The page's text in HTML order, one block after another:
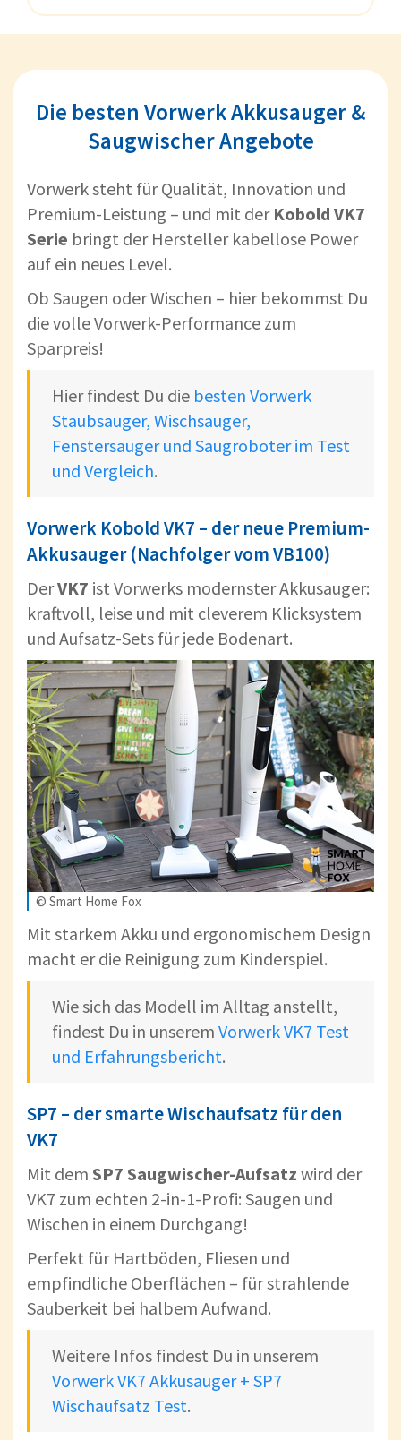
Die besten Vorwerk Akkusauger &
Saugwischer Angebote
Vorwerk steht für Qualität, Innovation und
Premium-Leistung – und mit der Kobold VK7
Serie bringt der Hersteller kabellose Power
auf ein neues Level.
Ob Saugen oder Wischen – hier bekommst Du
die volle Vorwerk-Performance zum
Sparpreis!
Hier findest Du die besten Vorwerk
Staubsauger, Wischsauger,
Fenstersauger und Saugroboter im Test
und Vergleich.
Vorwerk Kobold VK7 – der neue Premium-
Akkusauger (Nachfolger vom VB100)
DerVK7 ist Vorwerks modernster Akkusauger:
kraftvoll, leise und mit cleverem Klicksystem
und Aufsatz-Sets für jede Bodenart.
© Smart Home Fox
Mit starkem Akku und ergonomischem Design
macht er die Reinigung zum Kinderspiel.
Wie sich das Modell im Alltag anstellt,
findest Du in unserem Vorwerk VK7 Test
und Erfahrungsbericht.
SP7 – der smarte Wischaufsatz für den
VK7
Mit dem SP7 Saugwischer-Aufsatz wird der
VK7 zum echten 2-in-1-Profi: Saugen und
Wischen in einem Durchgang!
Perfekt für Hartböden, Fliesen und
empfindliche Oberflächen – für strahlende
Sauberkeit bei halbem Aufwand.
Weitere Infos findest Du in unserem
Vorwerk VK7 Akkusauger + SP7
Wischaufsatz Test.